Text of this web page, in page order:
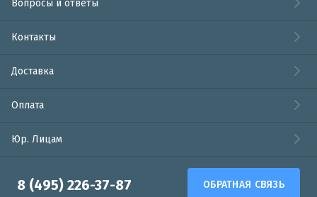
Вопросы и ответы
Контакты
Доставка
Оплата
Юр. Лицам
8 (495) 226-37-87 ОБРАТНАЯ СВЯЗЬ